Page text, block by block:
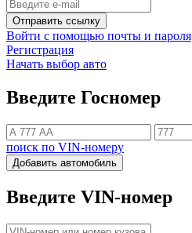
Отправить ссылку
Войти с помощью почты и пароля
Регистрация
Начать выбор авто
Введите Госномер
поиск по VIN-номеру
Добавить автомобиль
Введите VIN-номер